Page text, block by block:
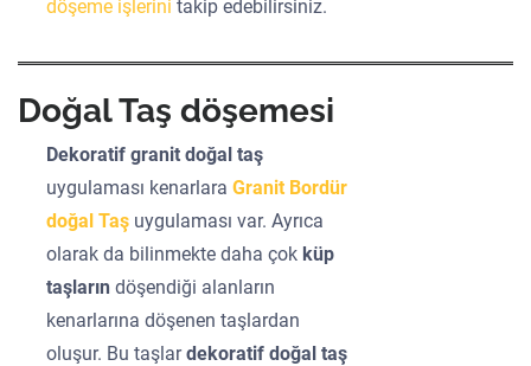
döşeme işlerini takip edebilirsiniz.
Doğal Taş döşemesi
Dekoratif granit doğal taş
uygulaması kenarlaraGranit Bordür
doğal Taş uygulaması var. Ayrıca
olarak da bilinmekte daha çok küp
taşların döşendiği alanların
kenarlarına döşenen taşlardan
oluşur. Bu taşlardekoratif doğal taş